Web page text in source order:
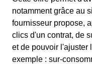
notamment grâce au
fournisseur propose,
clics d'un contrat, de
et de pouvoir l'ajuster
exemple : sur-